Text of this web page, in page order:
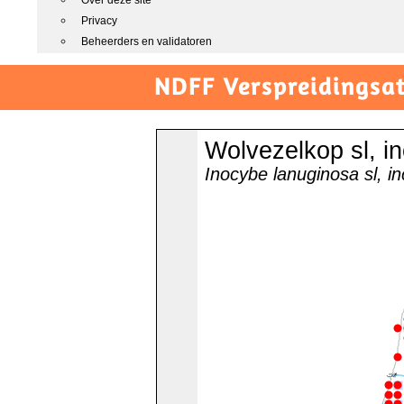
Privacy
Beheerders en validatoren
NDFF